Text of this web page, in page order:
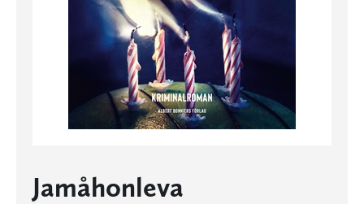
Jamåhonleva